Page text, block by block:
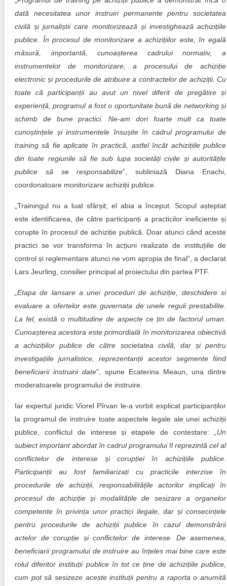
dată necesitatea unor instruiri permanente pentru societatea
civilă și jurnaliștii care monitorizează și investighează achizițiile
publice. În procesul de monitorizare a achizițiilor este, în egală
măsură, importantă, cunoașterea cadrului normativ, a
instrumentelor de monitorizare, a procesului de achiziție
electronic și procedurile de atribuire a contractelor de achiziții. Cu
toate că participanții au avut un nivel diferit de pregătire și
experiență, programul a fost o oportunitate bună de networking și
schimb de bune practici. Ne-am dori foarte mult ca toate
cunoștințele și instrumentele însușite în cadrul programului de
training să fie aplicate în practică, astfel încât achizițiile publice
din toate regiunile să fie sub lupa societăți civile și autoritățile
publice să se responsabilize”, subliniază Diana Enachi,
coordonatoare monitorizare achiziții publice.
„Trainingul nu a luat sfârșit; el abia a început. Scopul așteptat
este identificarea, de către participanți a practicilor ineficiente și
corupte în procesul de achiziție publică. Doar atunci când aceste
practici se vor transforma în acțiuni realizate de instituțiile de
control și reglementare atunci ne vom apropia de final”, a declarat
Lars Jeurling, consilier principal al proiectului din partea PTF.
„Etapa de lansare a unei proceduri de achiziție, deschidere si
evaluare a ofertelor este guvernata de unele reguli prestabilite.
La fel, există o multitudine de aspecte ce țin de factorul uman.
Cunoașterea acestora este primordială în monitorizarea obiectivă
a achizițiilor publice de către societatea civilă, dar și pentru
investigațiile jurnalistice, reprezentanții acestor segmente fiind
beneficiarii instruirii date”, spune Ecaterina Meaun, una dintre
moderatoarele programului de instruire.
Iar expertul juridic Viorel Pîrvan le-a vorbit explicat participanților
la programul de instruire toate aspectele legale ale unei achiziții
publice, conflictul de interese și etapele de contestare:
Un
subiect important abordat în cadrul programului îl reprezintă cel al
conflictelor de interese și corupției în achizițiile publice.
Participanții au fost familiarizați cu practicile interzise în
procedurile de achiziții, responsabilitățile actorilor implicați în
procesul de achiziție și modalitățile de sesizare a organelor
competente în privința unor practici ilegale, dar și consecințele
pentru procedurile de achiziții publice în cazul demonstrării
actelor de corupție și conflictelor de interese. De asemenea,
beneficiarii programului de instruire au înțeles mai bine care este
rolul diferitor instituții publice în tot ce ține de achizițiile publice,
cum pot să sesizeze aceste instituții pentru a raporta o anumită